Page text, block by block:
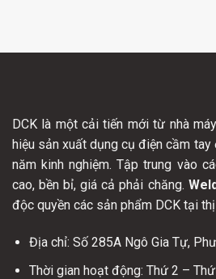
DCK là một cải tiến mới từ nhà
hiệu sản xuất dụng cụ điện cầm tay
năm kinh nghiệm. Tập trung vào
cao, bền bỉ, giá cả phải chăng.
độc quyền các sản phẩm DCK tại
Địa chỉ: Số 285A Ngô Gia Tự,
Thời gian hoạt động: Thứ 2 –